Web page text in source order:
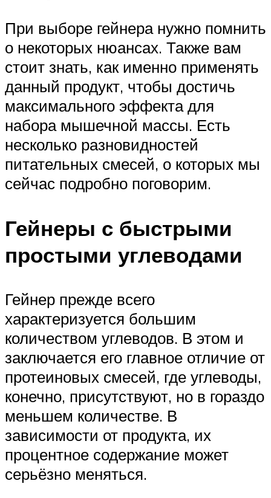
При выборе гейнера нужно помнить
о некоторых нюансах. Также вам
стоит знать, как именно применять
данный продукт, чтобы достичь
максимального эффекта для
набора мышечной массы. Есть
несколько разновидностей
питательных смесей, о которых мы
сейчас подробно поговорим.
Гейнеры с быстрыми
простыми углеводами
Гейнер прежде всего
характеризуется большим
количеством углеводов. В этом и
заключается его главное отличие от
протеиновых смесей, где углеводы,
конечно, присутствуют, но в гораздо
меньшем количестве. В
зависимости от продукта, их
процентное содержание может
серьёзно меняться.